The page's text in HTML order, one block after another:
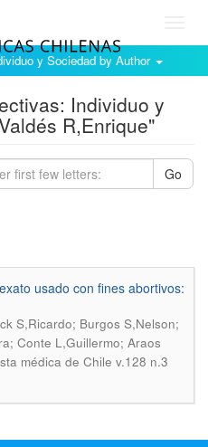
y Sociedad by Author
Individuo y
R,Enrique"
Go
usado con fines abortivos:
S,Ricardo; Burgos S,Nelson;
Conte L,Guillermo; Araos
médica de Chile v.128 n.3